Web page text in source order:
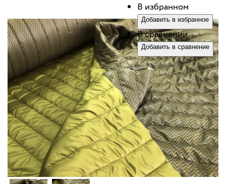
В избранном
Добавить в избранное
В сравнении
Добавить в сравнение